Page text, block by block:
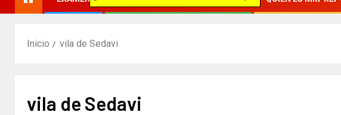
Inicio vila de Sedavi
vila de Sedavi